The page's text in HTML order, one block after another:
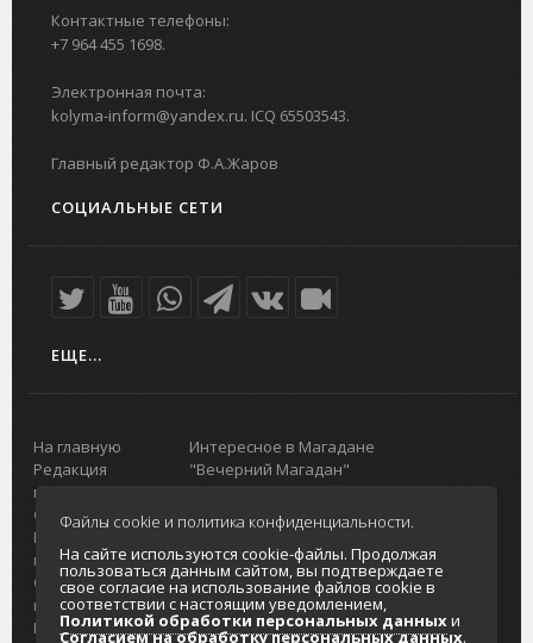
Контактные телефоны:
+7 964 455 1698.
Электронная почта:
kolyma-inform@yandex.ru. ICQ 65503543.
Главный редактор Ф.А.Жаров
СОЦИАЛЬНЫЕ СЕТИ
ЕЩЕ...
На главную
Редакция
портала
О проекте
Реклама на
портале
Отзывы и
предложения
Интернет-
Интересное в Магадане
"Вечерний Магадан"
Городская доска объявлений
Реклама
Главный туристический портал
Колымы
Политика в отношении обработки
персональных данных
Согласие на обработку персональных
Файлы cookie и политика конфиденциальности.
На сайте используются cookie-файлы. Продолжая
пользоваться данным сайтом, вы подтверждаете
свое согласие на использование файлов cookie в
соответствии с настоящим уведомлением,
Политикой обработки персональных данныхи
Согласием на обработку персональных данных.